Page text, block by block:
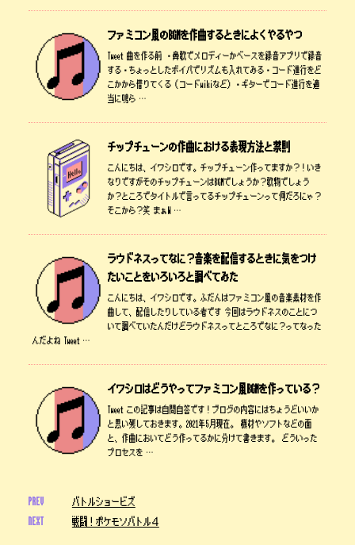
ファミコン風のBGMを作曲するときによくやるやつ
Tweet 曲を作る前 ・鼻歌でメロディーかベースを録音アプリで録音
する・ちょっとしたボイパでリズムも入れてみる・コード進行をど
こかから借りてくる（コードwikiなど）・ギターでコード進行を適
当に鳴ら …
チップチューンの作曲における表現方法と禁則
こんにちは、イワシロです。チップチューン作ってますか？！いき
なりですがそのチップチューンはBGMでしょうか？歌物でしょう
か？ところでタイトルで言ってるチップチューンって何だろにゃ？
そこから？笑 まぁW …
ラウドネスってなに？音楽を配信するときに気をつけ
たいことをいろいろと調べてみた
こんにちは、イワシロです。ふだんはファミコン風の音楽素材を作
曲して、配信したりしている者です 今回はラウドネスのことにつ
いて調べていたんだけどラウドネスってところでなに？ってなった
んだよね Tweet …
イワシロはどうやってファミコン風BGMを作っている？
Tweet この記事は自問自答です！ブログの内容にはちょうどいいか
と思い残しておきます。2021年5月現在。 機材やソフトなどの面
と、作曲においてどう作ってるかに分けて書きます。 どういった
プロセスを …
PREV バトルショービズ
NEXT 戦闘！ポケモソバトル４